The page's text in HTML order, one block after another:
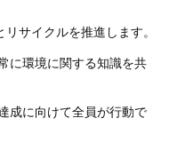
サイクルを推進します。
に環境に関する知識を共
成に向けて全員が行動で